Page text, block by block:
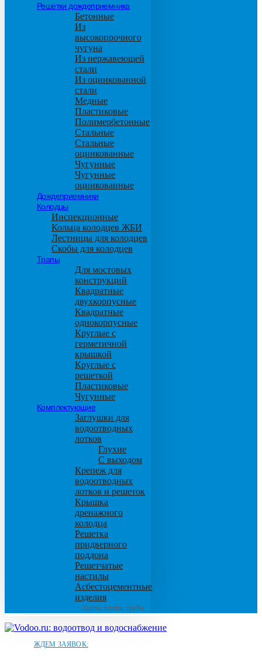
Решетки дождеприемника
Бетонные
Из
высокопрочного
чугуна
Из нержавеющей
стали
Из оцинкованной
стали
Медные
Пластиковые
Полимербетонные
Стальные
Стальные
оцинкованные
Чугунные
Чугунные
оцинкованные
Дождеприемники
Колодцы
Инспекционные
Кольца колодцев ЖБИ
Лестницы для колодцев
Скобы для колодцев
Трапы
Для мостовых
конструкций
Квадратные
двухкорпусные
Квадратные
однокорпусные
Круглые с
герметичной
крышкой
Круглые с
решеткой
Пластиковые
Чугунные
Комплектующие
Заглушки для
водоотводных
лотков
Глухие
С выходом
Крепеж для
водоотводных
лотков и решеток
Крышка
дренажного
колодца
Решетка
придверного
поддона
Решетчатые
настилы
Асбестоцементные
изделия
Листы, плиты, трубы
ЖДЕМ ЗАЯВОК: